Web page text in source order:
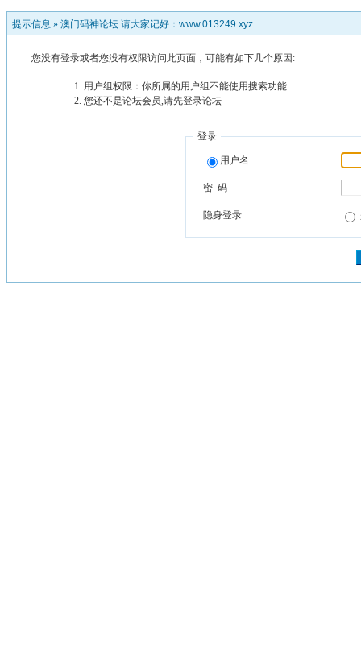
提示信息 » 澳门码神论坛 请大家记好：www.013249.xyz
您没有登录或者您没有权限访问此页面，可能有如下几个原因:
用户组权限：你所属的用户组不能使用搜索功能
您还不是论坛会员,请先登录论坛
登录
用户名
密 码
隐身登录